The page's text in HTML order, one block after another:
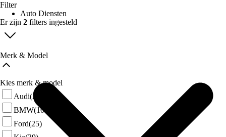
Auto Diensten
Filter
Er zijn 2 filters ingesteld
Merk & Model
Kies merk & model
Audi(28)
BMW(108)
Ford(25)